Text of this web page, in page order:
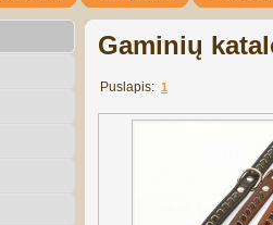
Gaminių
Puslapis: 1